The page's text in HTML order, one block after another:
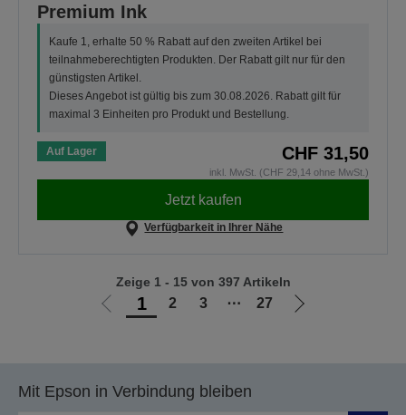
Premium Ink
Kaufe 1, erhalte 50 % Rabatt auf den zweiten Artikel bei
teilnahmeberechtigten Produkten. Der Rabatt gilt nur für den
günstigsten Artikel.
Dieses Angebot ist gültig bis zum 30.08.2026. Rabatt gilt für
maximal 3 Einheiten pro Produkt und Bestellung.
Auf Lager CHF 31,50
inkl. MwSt. (CHF 29,14 ohne MwSt.)
Jetzt kaufen
Verfügbarkeit in Ihrer Nähe
Zur
1 2 3 ⋯ 27
Zur
Zeige 1 - 15 von 397 Artikeln
Mit Epson in Verbindung bleiben